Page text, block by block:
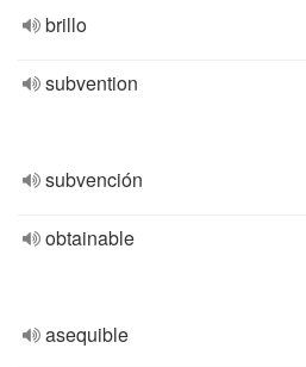
brillo
subvention
subvención
obtainable
asequible